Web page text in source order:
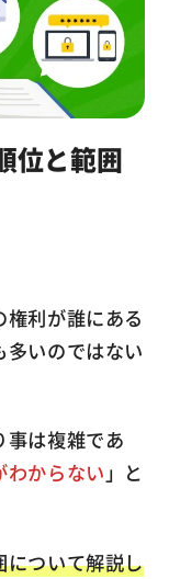
位と範囲
利が誰にある
多いのではない
事は複雑であ
わからない」と
について解説し